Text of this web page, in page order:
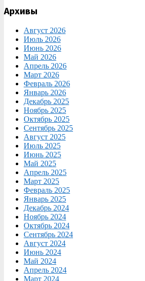
Архивы
Август 2026
Июль 2026
Июнь 2026
Май 2026
Апрель 2026
Март 2026
Февраль 2026
Январь 2026
Декабрь 2025
Ноябрь 2025
Октябрь 2025
Сентябрь 2025
Август 2025
Июль 2025
Июнь 2025
Май 2025
Апрель 2025
Март 2025
Февраль 2025
Январь 2025
Декабрь 2024
Ноябрь 2024
Октябрь 2024
Сентябрь 2024
Август 2024
Июнь 2024
Май 2024
Апрель 2024
Март 2024